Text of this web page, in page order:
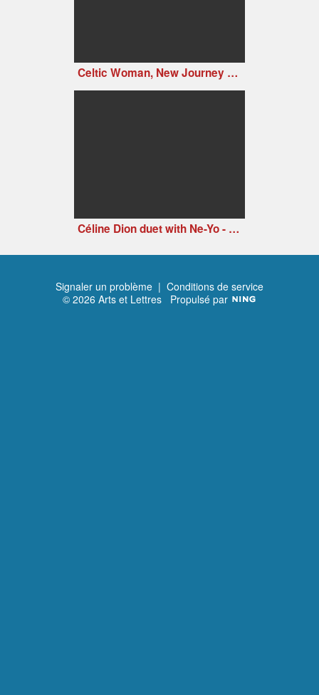
Celtic Woman, New Journey Live at Slane Castle, Ireland (2006)
Céline Dion duet with Ne-Yo - Incredible
Signaler un problème | Conditions de service
© 2026 Arts et Lettres Propulsé par